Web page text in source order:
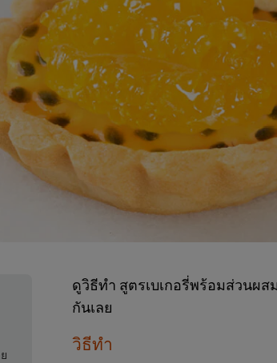
ดูวิธีทำ สูตรเบเกอรี่พร้อมส่วนผ
กันเลย
วิธีทำ